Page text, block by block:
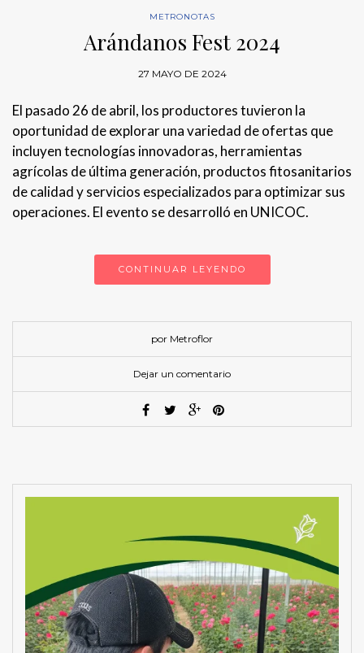
METRONOTAS
Arándanos Fest 2024
27 MAYO DE 2024
El pasado 26 de abril, los productores tuvieron la
oportunidad de explorar una variedad de ofertas que
incluyen tecnologías innovadoras, herramientas
agrícolas de última generación, productos fitosanitarios
de calidad y servicios especializados para optimizar sus
operaciones. El evento se desarrolló en UNICOC.
CONTINUAR LEYENDO
por Metroflor
Dejar un comentario